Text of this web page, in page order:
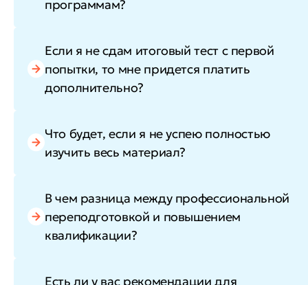
программам?
Если я не сдам итоговый тест с первой
попытки, то мне придется платить
дополнительно?
Что будет, если я не успею полностью
изучить весь материал?
В чем разница между профессиональной
переподготовкой и повышением
квалификации?
Есть ли у вас рекомендации для